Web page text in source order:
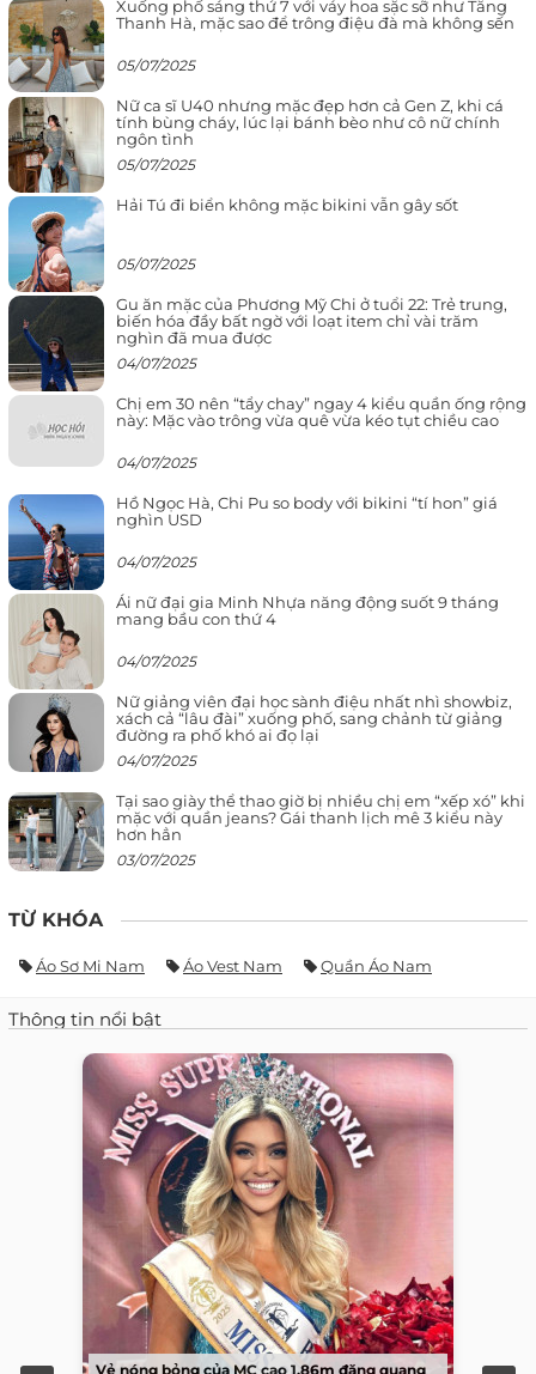
Xuống phố sáng thứ 7 với váy hoa sặc sỡ như Tăng
Thanh Hà, mặc sao để trông điệu đà mà không sến
05/07/2025
Nữ ca sĩ U40 nhưng mặc đẹp hơn cả Gen Z, khi cá
tính bùng cháy, lúc lại bánh bèo như cô nữ chính
ngôn tình
05/07/2025
Hải Tú đi biển không mặc bikini vẫn gây sốt
05/07/2025
Gu ăn mặc của Phương Mỹ Chi ở tuổi 22: Trẻ trung,
biến hóa đầy bất ngờ với loạt item chỉ vài trăm
nghìn đã mua được
04/07/2025
Chị em 30 nên “tẩy chay” ngay 4 kiểu quần ống rộng
này: Mặc vào trông vừa quê vừa kéo tụt chiều cao
04/07/2025
Hồ Ngọc Hà, Chi Pu so body với bikini “tí hon” giá
nghìn USD
04/07/2025
Ái nữ đại gia Minh Nhựa năng động suốt 9 tháng
mang bầu con thứ 4
04/07/2025
Nữ giảng viên đại học sành điệu nhất nhì showbiz,
xách cả “lâu đài” xuống phố, sang chảnh từ giảng
đường ra phố khó ai đọ lại
04/07/2025
Tại sao giày thể thao giờ bị nhiều chị em “xếp xó” khi
mặc với quần jeans? Gái thanh lịch mê 3 kiểu này
hơn hẳn
03/07/2025
TỪ KHÓA
Áo Sơ Mi Nam Áo Vest Nam Quần Áo Nam
Thông tin nổi bật
Vẻ nóng bỏng của MC cao 1,86m đăng quang